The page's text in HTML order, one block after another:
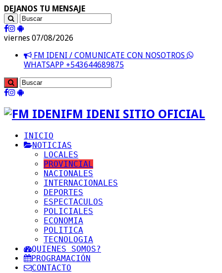
DEJANOS TU MENSAJE
viernes 07/08/2026
FM IDENI / COMUNICATE CON NOSOTROS
WHATSAPP +543644689875
FM IDENI SITIO OFICIAL
INICIO
NOTICIAS
LOCALES
PROVINCIAL
NACIONALES
INTERNACIONALES
DEPORTES
ESPECTACULOS
POLICIALES
ECONOMIA
POLITICA
TECNOLOGIA
QUIENES SOMOS?
PROGRAMACIÓN
CONTACTO